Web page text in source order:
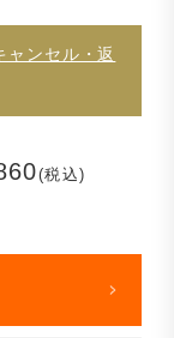
ンセル・返
(税込)